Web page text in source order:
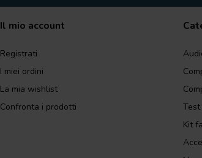
Il mio account
Registrati
I miei ordini
La mia wishlist
Confronta i prodotti
Test
Kit